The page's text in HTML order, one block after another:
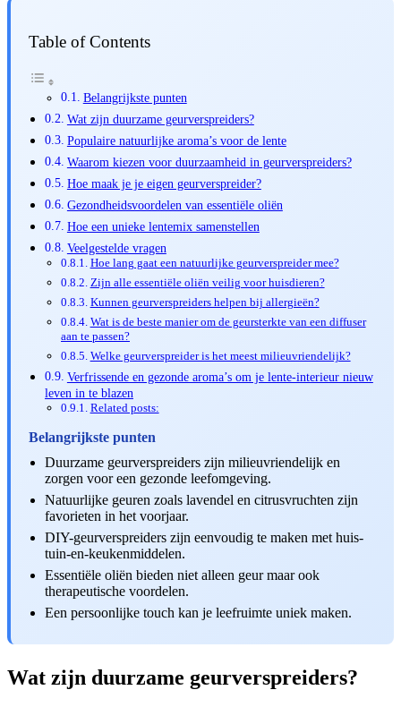
Table of Contents
Belangrijkste punten
Wat zijn duurzame geurverspreiders?
Populaire natuurlijke aroma’s voor de lente
Waarom kiezen voor duurzaamheid in geurverspreiders?
Hoe maak je je eigen geurverspreider?
Gezondheidsvoordelen van essentiële oliën
Hoe een unieke lentemix samenstellen
Veelgestelde vragen
Hoe lang gaat een natuurlijke geurverspreider mee?
Zijn alle essentiële oliën veilig voor huisdieren?
Kunnen geurverspreiders helpen bij allergieën?
Wat is de beste manier om de geursterkte van een diffuser
aan te passen?
Welke geurverspreider is het meest milieuvriendelijk?
Verfrissende en gezonde aroma’s om je lente-interieur nieuw
leven in te blazen
Related posts:
Belangrijkste punten
Duurzame geurverspreiders zijn milieuvriendelijk en
zorgen voor een gezonde leefomgeving.
Natuurlijke geuren zoals lavendel en citrusvruchten zijn
favorieten in het voorjaar.
DIY-geurverspreiders zijn eenvoudig te maken met huis-
tuin-en-keukenmiddelen.
Essentiële oliën bieden niet alleen geur maar ook
therapeutische voordelen.
Een persoonlijke touch kan je leefruimte uniek maken.
Wat zijn duurzame geurverspreiders?